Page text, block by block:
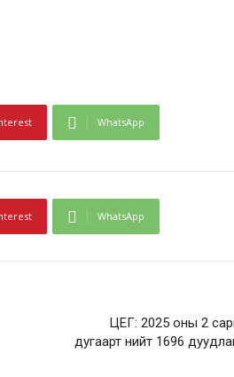
WhatsApp
WhatsApp
ЦЕГ: 2025 оны 2
дугаарт нийт 1696